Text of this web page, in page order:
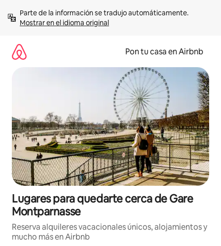
contenidoMostrar en el idioma original
Pon tu casa en Airbnb
Lugares para quedarte cerca de Gare
Montparnasse
Reserva alquileres vacacionales únicos, alojamientos y
mucho más en Airbnb